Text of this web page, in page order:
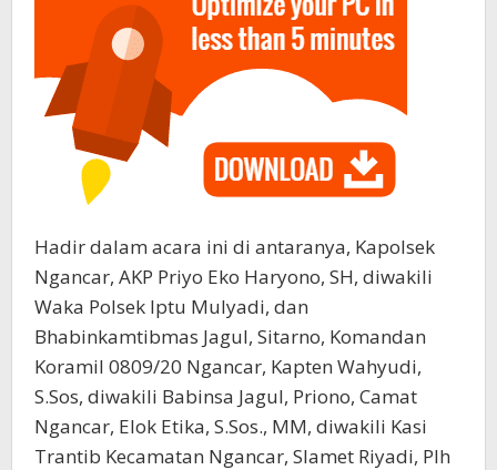
Hadir dalam acara ini di antaranya, Kapolsek
Ngancar, AKP Priyo Eko Haryono, SH, diwakili
Waka Polsek Iptu Mulyadi, dan
Bhabinkamtibmas Jagul, Sitarno, Komandan
Koramil 0809/20 Ngancar, Kapten Wahyudi,
S.Sos, diwakili Babinsa Jagul, Priono, Camat
Ngancar, Elok Etika, S.Sos., MM, diwakili Kasi
Trantib Kecamatan Ngancar, Slamet Riyadi, Plh